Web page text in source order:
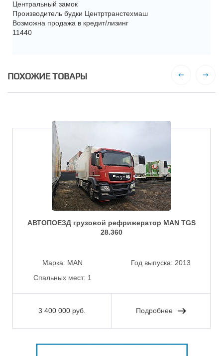
Центральный замок
Производитель будки Центртранстехмаш
Возможна продажа в кредит/лизинг
11440
ПОХОЖИЕ ТОВАРЫ
АВТОПОЕЗД грузовой рефрижератор MAN TGS
28.360
Марка: MAN Год выпуска: 2013
Спальных мест: 1
3 400 000 руб. Подробнее